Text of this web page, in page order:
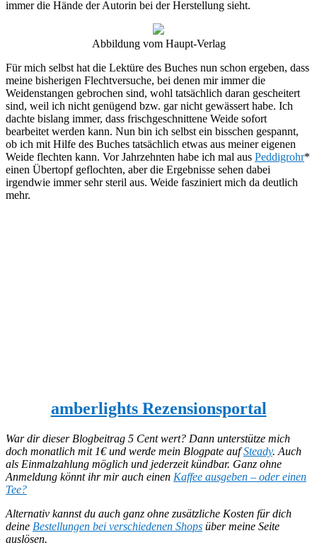
immer die Hände der Autorin bei der Herstellung sieht.
Abbildung vom Haupt-Verlag
Für mich selbst hat die Lektüre des Buches nun schon ergeben, dass
meine bisherigen Flechtversuche, bei denen mir immer die
Weidenstangen gebrochen sind, wohl tatsächlich daran gescheitert
sind, weil ich nicht genügend bzw. gar nicht gewässert habe. Ich
dachte bislang immer, dass frischgeschnittene Weide sofort
bearbeitet werden kann. Nun bin ich selbst ein bisschen gespannt,
ob ich mit Hilfe des Buches tatsächlich etwas aus meiner eigenen
Weide flechten kann. Vor Jahrzehnten habe ich mal aus Peddigrohr*
einen Übertopf geflochten, aber die Ergebnisse sehen dabei
irgendwie immer sehr steril aus. Weide fasziniert mich da deutlich
mehr.
amberlights Rezensionsportal
War dir dieser Blogbeitrag 5 Cent wert? Dann unterstütze mich
doch monatlich mit 1€ und werde mein Blogpate aufSteady. Auch
als Einmalzahlung möglich und jederzeit kündbar. Ganz ohne
Anmeldung könnt ihr mir auch einen Kaffee ausgeben – oder einen
Tee?
Alternativ kannst du auch ganz ohne zusätzliche Kosten für dich
deine Bestellungen bei verschiedenen Shops über meine Seite
auslösen.